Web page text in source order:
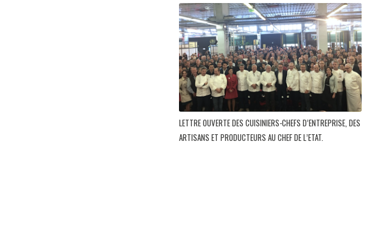
LETTRE OUVERTE DES CUISINIERS-CHEFS D’ENTREPRISE, DES
ARTISANS ET PRODUCTEURS AU CHEF DE L’ETAT.